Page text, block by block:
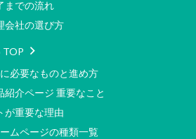
までの流れ
会社の選び方
TOP
必要なものと進め方
紹介ページ 重要なこと
が重要な理由
ムページの種類一覧